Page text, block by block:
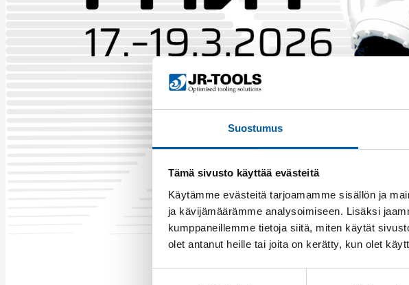
Suostumus
Tämä sivusto käyttää evästeitä
Käytämme evästeitä tarjoamamme sisällön ja
ja kävijämäärämme analysoimiseen. Lisäksi
kumppaneillemme tietoja siitä, miten käytät
olet antanut heille tai joita on kerätty, kun olet